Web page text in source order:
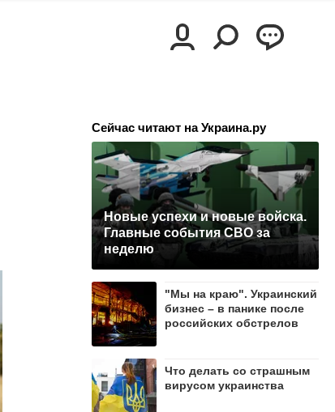
Сейчас читают на Украина.ру
Новые успехи и новые войска.
Главные события СВО за
неделю
"Мы на краю". Украинский
бизнес – в панике после
российских обстрелов
Что делать со страшным
вирусом украинства